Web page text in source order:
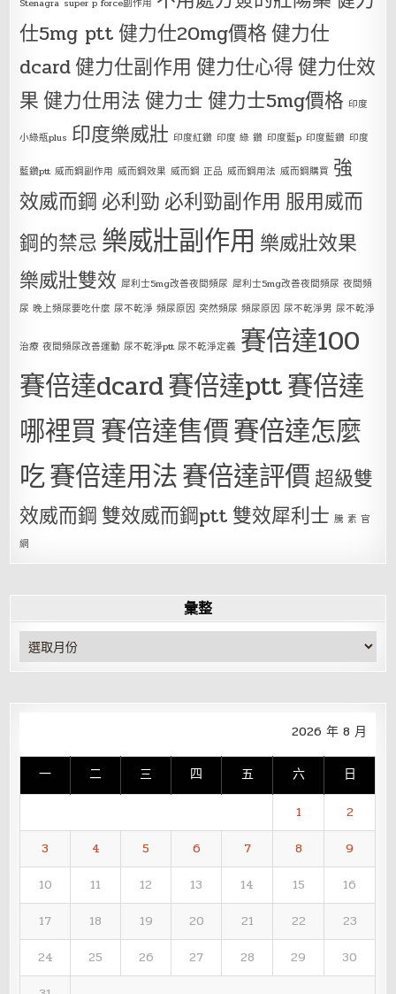
仕5mg ptt健力仕20mg價格健力仕
dcard健力仕副作用 健力仕心得健力仕效
果健力仕用法健力士健力士5mg價格 印度
小綠瓶plus 印度樂威壯 印度紅鑽 印度 綠 鑽 印度藍p 印度藍鑽 印度
藍鑽ptt 威而鋼副作用 威而鋼效果 威而鋼 正品 威而鋼用法 威而鋼購買 強
效威而鋼 必利勁 必利勁副作用 服用威而
鋼的禁忌 樂威壯副作用 樂威壯效果
樂威壯雙效 犀利士5mg改善夜間頻尿 犀利士5mg改善夜間頻尿 夜間頻
尿 晚上頻尿要吃什麼 尿不乾淨 頻尿原因 突然頻尿 頻尿原因 尿不乾淨男 尿不乾淨
治療 夜間頻尿改善運動 尿不乾淨ptt 尿不乾淨定義 賽倍達100
賽倍達dcard賽倍達ptt賽倍達
哪裡買賽倍達售價賽倍達怎麼
吃賽倍達用法賽倍達評價超級雙
效威而鋼 雙效威而鋼ptt 雙效犀利士 騰 素 官
網
彙整
彙
整
2026 年 8 月
一 二 三 四 五 六 日
1
2
3
4 5 6 7 8
9
10
11 12 13 14 15
16
17
18 19 20 21 22
23
24
25 26 27 28 29
30